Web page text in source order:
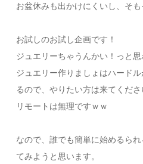
お盆休みも出かけにくいし、そも
お試しのお試し企画です！
ジュエリーちゃうんかい！っと
ジュエリー作りましょはハード
るので、やりたい方は来てくださ
リモートは無理ですｗｗ
なので、誰でも簡単に始めるら
てみようと思います。